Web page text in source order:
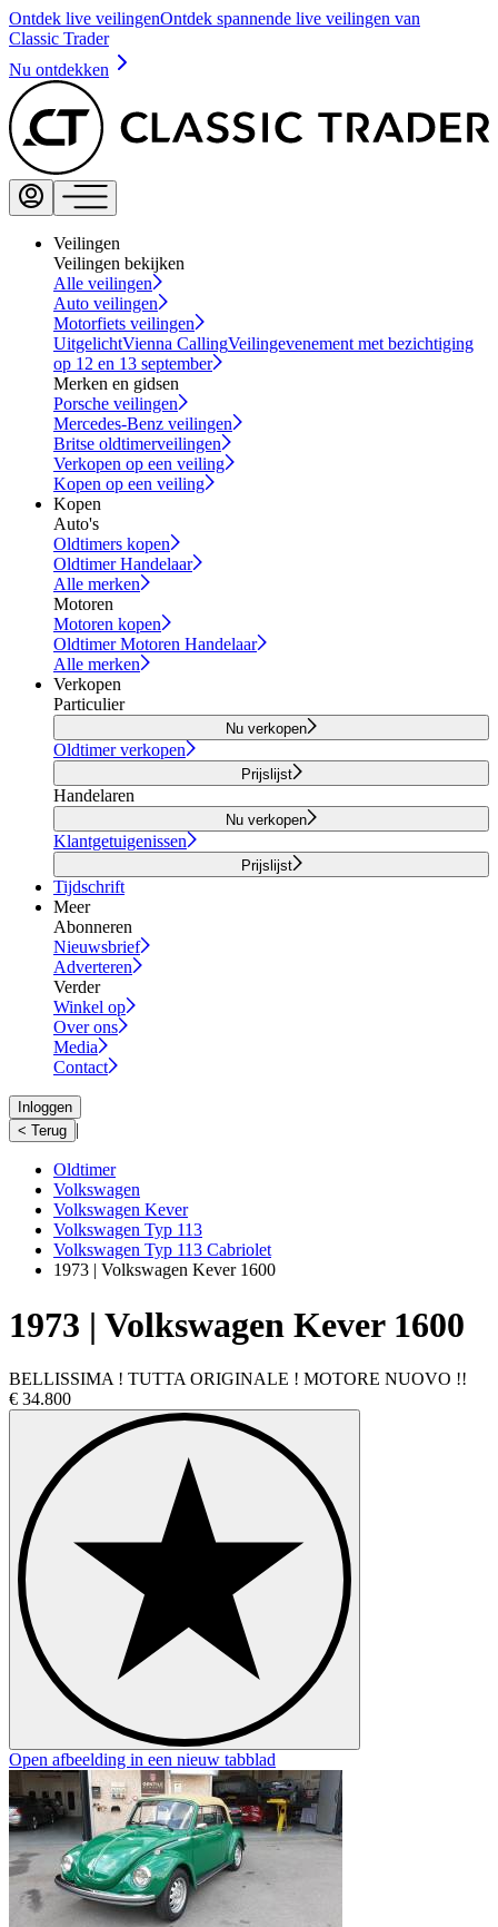
Ontdek live veilingenOntdek spannende live veilingen van
Classic Trader
Nu ontdekken
Veilingen
Veilingen bekijken
Alle veilingen
Auto veilingen
Motorfiets veilingen
UitgelichtVienna CallingVeilingevenement met bezichtiging
op 12 en 13 september
Merken en gidsen
Porsche veilingen
Mercedes-Benz veilingen
Britse oldtimerveilingen
Verkopen op een veiling
Kopen op een veiling
Kopen
Auto's
Oldtimers kopen
Oldtimer Handelaar
Alle merken
Motoren
Motoren kopen
Oldtimer Motoren Handelaar
Alle merken
Verkopen
Particulier
Nu verkopen
Oldtimer verkopen
Prijslijst
Handelaren
Nu verkopen
Klantgetuigenissen
Prijslijst
Tijdschrift
Meer
Abonneren
Nieuwsbrief
Adverteren
Verder
Winkel op
Over ons
Media
Contact
Inloggen
< Terug |
Oldtimer
Volkswagen
Volkswagen Kever
Volkswagen Typ 113
Volkswagen Typ 113 Cabriolet
1973 | Volkswagen Kever 1600
1973 | Volkswagen Kever 1600
BELLISSIMA ! TUTTA ORIGINALE ! MOTORE NUOVO !!
€ 34.800
Open afbeelding in een nieuw tabblad